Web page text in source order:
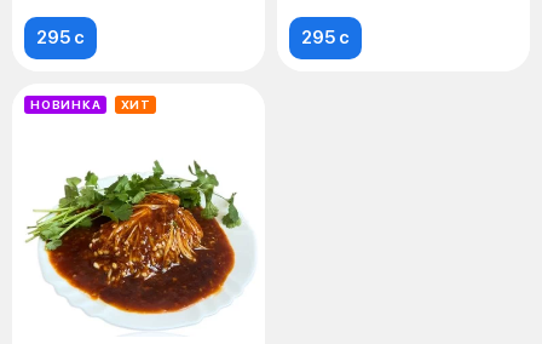
295 c 295 c
НОВИНКА ХИТ